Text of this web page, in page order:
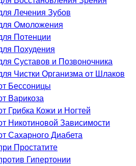
Лечения Зубов
Омоложения
Потенции
Похудения
Суставов и Позвоночника
Чистки Организма от Шлаков
Бессоницы
Варикоза
Грибка Кожи и Ногтей
Никотиновой Зависимости
Сахарного Диабета
Простатите
Гипертонии